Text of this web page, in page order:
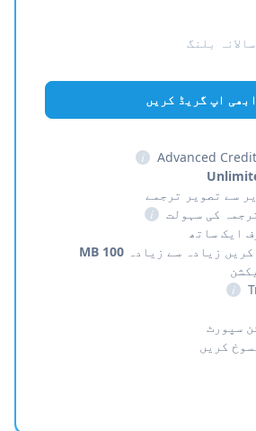
بلنگ
ابھی اپ گریڈ کریں
i
i
ایک ساتھ
زیادہ سے زیادہ 100 MB
i
سپورٹ
کریں